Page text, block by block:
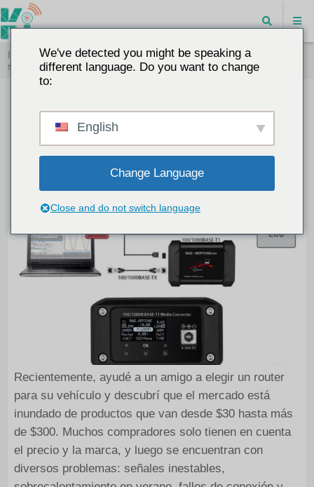
Inicio "Guía esencial: especificaciones críticas que debe conocer
sobre los enrutadores para vehículos
Guía esencial: especificaciones
críticas que debe conocer sobre
los enrutadores para vehículos
5962
Recientemente, ayudé a un amigo a elegir un router
para su vehículo y descubrí que el mercado está
inundado de productos que van desde $30 hasta más
de $300. Muchos compradores solo tienen en cuenta
el precio y la marca, y luego se encuentran con
diversos problemas: señales inestables,
We've detected you might be speaking a
different language. Do you want to change
to:
English
Change Language
Close and do not switch language